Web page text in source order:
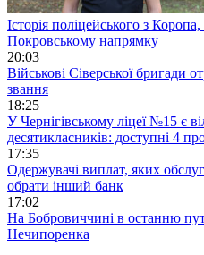
Історія поліцейського з
Покровському напрямку
20:03
Військові Сіверської бригади
звання
18:25
У Чернігівському ліцеї №15 є
десятикласників: доступні 4
17:35
Одержувачі виплат, яких
обрати інший банк
17:02
На Бобровиччині в останню
Нечипоренка